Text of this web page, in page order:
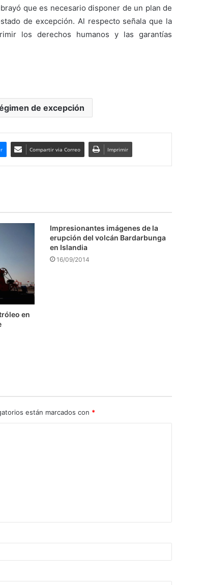
que es necesario disponer de un plan de
de excepción. Al respecto señala que la
los derechos humanos y las garantías
de excepción
Compartir via Correo Imprimir
en
Impresionantes imágenes de la
erupción del volcán Bardarbunga
en Islandia
16/09/2014
están marcados con *